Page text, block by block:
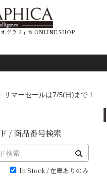
グラフィカ ONLINE SHOP
サマーセールは7/5(日)まで！
/ 商品番号検索
In Stock / 在庫ありのみ